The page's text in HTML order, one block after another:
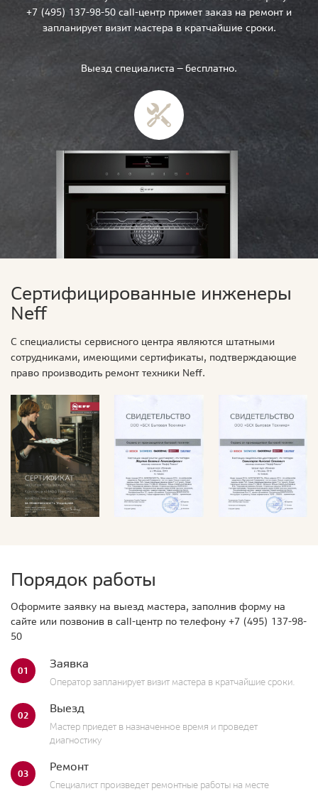
+7 (495) 137-98-50 call-центр примет заказ на ремонт и
запланирует визит мастера в кратчайшие сроки.
Выезд специалиста — бесплатно.
Сертифицированные инженеры
Neff
С специалисты сервисного центра являются штатными
сотрудниками, имеющими сертификаты, подтверждающие
право производить ремонт техники Neff.
Порядок работы
Оформите заявку на выезд мастера, заполнив форму на
сайте или позвонив в call-центр по телефону +7 (495) 137-98-
50
01 Заявка
Оператор запланирует визит мастера в кратчайшие сроки.
02 Выезд
Мастер приедет в назначенное время и проведет
диагностику
03 Ремонт
Специалист произведет ремонтные работы на месте